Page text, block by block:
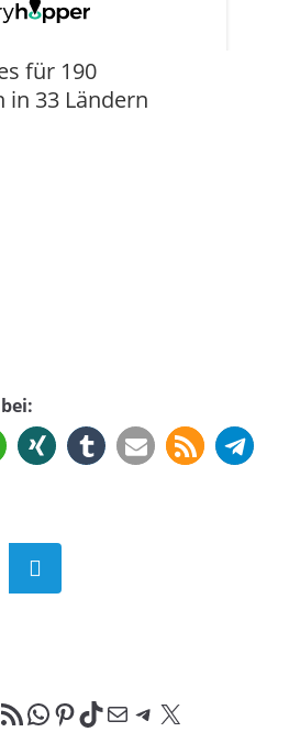
für 190
in 33 Ländern
Suchen
RSS-Feed WhatsApp Pinterest TikTok E-Mail Telegram X